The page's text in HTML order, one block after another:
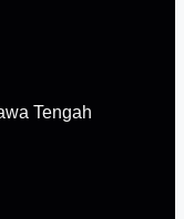
Tengah